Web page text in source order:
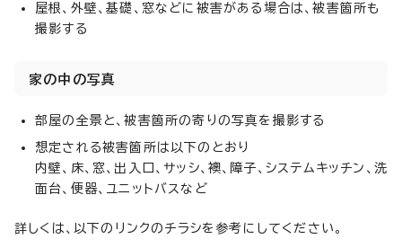
屋根、外壁、基礎、窓などに被害がある場合は、被害箇所も
撮影する
家の中の写真
部屋の全景と、被害箇所の寄りの写真を撮影する
想定される被害箇所は以下のとおり
内壁、床、窓、出入口、サッシ、襖、障子、システムキッチン、洗
面台、便器、ユニットバスなど
詳しくは、以下のリンクのチラシを参考にしてください。